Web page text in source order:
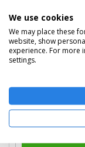
2 db
3 db-
We use cookies
We may place these
website, show
experience. For more
settings.